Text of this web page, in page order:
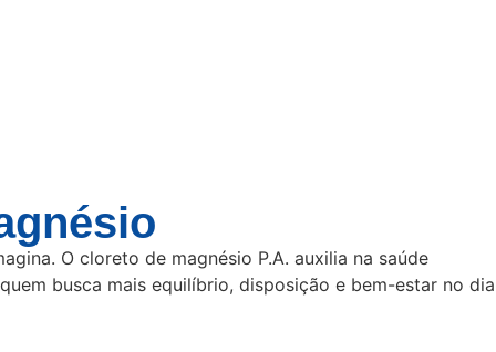
O cloreto de magnésio P.A. auxilia na saúde
busca mais equilíbrio, disposição e bem-estar no dia